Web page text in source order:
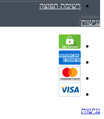
רשימת תפוצה
נגישות
נגישות